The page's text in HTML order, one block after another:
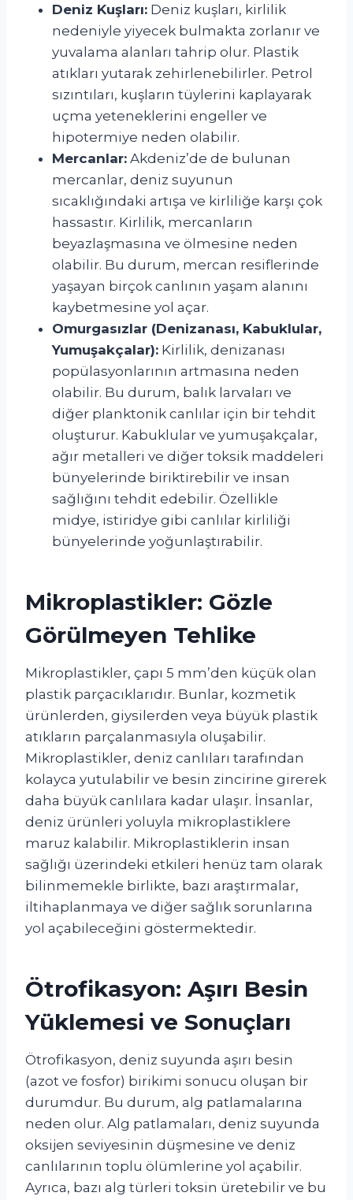
Deniz Kuşları: Deniz kuşları, kirlilik
nedeniyle yiyecek bulmakta zorlanır ve
yuvalama alanları tahrip olur. Plastik
atıkları yutarak zehirlenebilirler. Petrol
sızıntıları, kuşların tüylerini kaplayarak
uçma yeteneklerini engeller ve
hipotermiye neden olabilir.
Mercanlar: Akdeniz’de de bulunan
mercanlar, deniz suyunun
sıcaklığındaki artışa ve kirliliğe karşı çok
hassastır. Kirlilik, mercanların
beyazlaşmasına ve ölmesine neden
olabilir. Bu durum, mercan resiflerinde
yaşayan birçok canlının yaşam alanını
kaybetmesine yol açar.
Omurgasızlar (Denizanası, Kabuklular,
Yumuşakçalar): Kirlilik, denizanası
popülasyonlarının artmasına neden
olabilir. Bu durum, balık larvaları ve
diğer planktonik canlılar için bir tehdit
oluşturur. Kabuklular ve yumuşakçalar,
ağır metalleri ve diğer toksik maddeleri
bünyelerinde biriktirebilir ve insan
sağlığını tehdit edebilir. Özellikle
midye, istiridye gibi canlılar kirliliği
bünyelerinde yoğunlaştırabilir.
Mikroplastikler: Gözle
Görülmeyen Tehlike
Mikroplastikler, çapı 5 mm’den küçük olan
plastik parçacıklarıdır. Bunlar, kozmetik
ürünlerden, giysilerden veya büyük plastik
atıkların parçalanmasıyla oluşabilir.
Mikroplastikler, deniz canlıları tarafından
kolayca yutulabilir ve besin zincirine girerek
daha büyük canlılara kadar ulaşır. İnsanlar,
deniz ürünleri yoluyla mikroplastiklere
maruz kalabilir. Mikroplastiklerin insan
sağlığı üzerindeki etkileri henüz tam olarak
bilinmemekle birlikte, bazı araştırmalar,
iltihaplanmaya ve diğer sağlık sorunlarına
yol açabileceğini göstermektedir.
Ötrofikasyon: Aşırı Besin
Yüklemesi ve Sonuçları
Ötrofikasyon, deniz suyunda aşırı besin
(azot ve fosfor) birikimi sonucu oluşan bir
durumdur. Bu durum, alg patlamalarına
neden olur. Alg patlamaları, deniz suyunda
oksijen seviyesinin düşmesine ve deniz
canlılarının toplu ölümlerine yol açabilir.
Ayrıca, bazı alg türleri toksin üretebilir ve bu